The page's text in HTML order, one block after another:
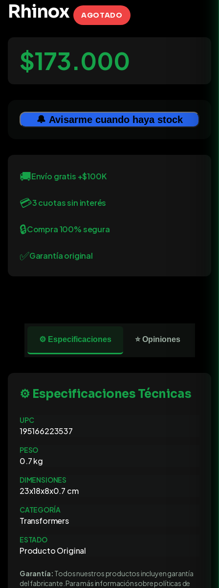
Rhinox
AGOTADO
$173.000
🔔 Avisarme cuando haya stock
🚚Envío gratis +$100K
💳3 cuotas sin interés
🔒Compra 100% segura
✅Garantía original
⚙️ Especificaciones ⭐ Opiniones
⚙️ Especificaciones Técnicas
UPC
195166223537
PESO
0.7 kg
DIMENSIONES
23x18x8x0.7 cm
CATEGORÍA
Transformers
ESTADO
Producto Original
Garantía: Todos nuestros productos incluyen garantía
del fabricante. Para más información sobre políticas de